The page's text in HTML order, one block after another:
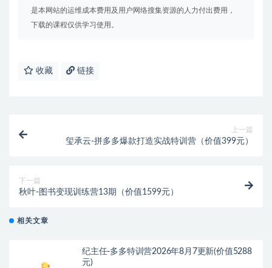
是本网站的运维成本费用及用户网络搜集资源的人力付出费用，
下载的课程仅供学习使用。
收藏 链接
上一篇
玺承云-拼多多爆款打造实战特训营（价值399元）
下一篇
秋叶-图书变现训练营13期（价值1599元）
相关文章
纪主任-多多特训营2026年8月7更新(价值5288
元)